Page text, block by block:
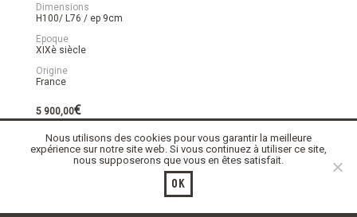
Dimensions
H100/ L76 / ep 9cm
Epoque
XIXè siècle
Origine
France
5 900,00€
En stock
4
Ajouter au panier
Nous utilisons des cookies pour vous garantir la meilleure
expérience sur notre site web. Si vous continuez à utiliser ce site,
nous supposerons que vous en êtes satisfait.
Ok